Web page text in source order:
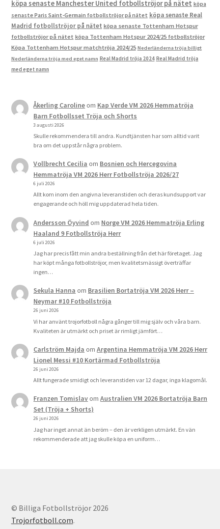
köpa senaste Manchester United fotbollströjor på nätet köpa
senaste Paris Saint-Germain fotbollströjor på nätet köpa senaste Real
Madrid fotbollströjor på nätet köpa senaste Tottenham Hotspur
fotbollströjor på nätet köpa Tottenham Hotspur 2024/25 fotbollströjor
Köpa Tottenham Hotspur matchtröja 2024/25 Nederländerna tröja billigt
Nederländerna tröja med eget namn Real Madrid tröja 2024 Real Madrid tröja
med eget namn
Åkerling Carolineom Kap Verde VM 2026 Hemmatröja
Barn Fotbollsset Tröja och Shorts
3 augusti 2026
Skulle rekommendera till andra. Kundtjänsten har som alltid varit
bra om det uppstår några problem.
Vollbrecht Cecilia om Bosnien och Hercegovina
Hemmatröja VM 2026 Herr Fotbollströja 2026/27
6 juli 2026
Allt kom inom den angivna leveranstiden och deras kundsupport var
engagerande och höll mig uppdaterad hela tiden.
Andersson Öyvind om Norge VM 2026 Hemmatröja Erling
Haaland 9 Fotbollströja Herr
6 juli 2026
Jag har precis fått min andra beställning från det här företaget. Jag
har köpt många fotbollströjor, men kvalitetsmässigt överträffar
ingen…
Sekula Hanna om Brasilien Bortatröja VM 2026 Herr –
Neymar #10 Fotbollströja
26 juni 2026
Vi har använt trojorfotboll några gånger till mig själv och våra barn.
Kvaliteten är utmärkt och priset är rimligt jämfört…
Carlström Majda omArgentina Hemmatröja VM 2026 Herr
Lionel Messi #10 Kortärmad Fotbollströja
26 juni 2026
Allt fungerade smidigt och leveranstiden var 12 dagar, inga klagomål.
Franzen TomislavomAustralien VM 2026 Bortatröja Barn
Set (Tröja + Shorts)
26 juni 2026
Jag har inget annat än beröm – den är verkligen utmärkt. En vän
rekommenderade att jag skulle köpa en uniform…
© Billiga Fotbollströjor 2026
Trojorfotboll.com.